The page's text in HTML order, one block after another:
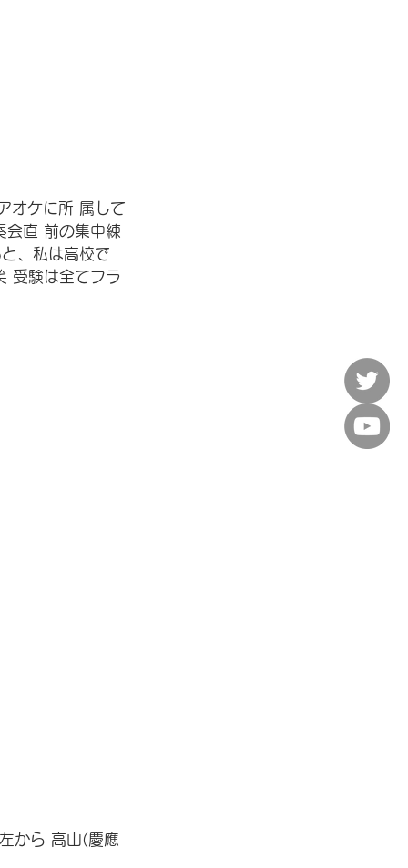
オケに所 属して
会直 前の集中練
、私は高校で
受験は全てフラ
から 高山(慶應